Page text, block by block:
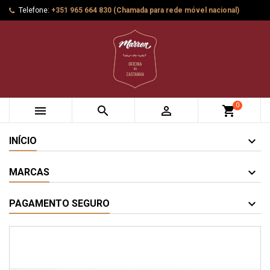
Telefone: +351 965 664 830 (Chamada para rede móvel nacional)
   shopping_cart0
INÍCIO
MARCAS
PAGAMENTO SEGURO